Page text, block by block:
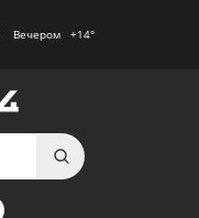
Вечером +14°